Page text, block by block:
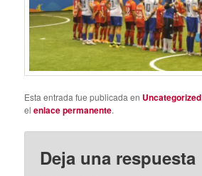
Esta entrada fue publicada en Uncategorized
elenlace permanente.
Deja una respuesta